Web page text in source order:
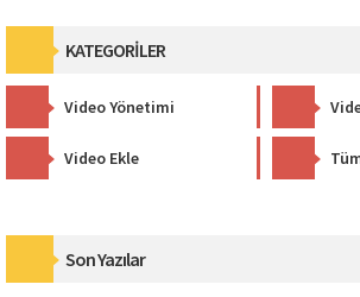
KATEGORİLER
Video Yönetimi
Video Ekle
Son Yazılar